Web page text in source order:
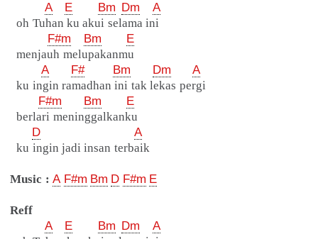
A
E Bm Dm
A
oh Tuhan ku akui selama ini
F#m
Bm
E
menjauh melupakanmu
A
F# Bm Dm
A
ku ingin ramadhan ini tak lekas pergi
F#m
Bm
E
berlari meninggalkanku
D
A
ku ingin jadi insan terbaik
Music : A F#m Bm D F#m E
Reff
A
E Bm Dm
A